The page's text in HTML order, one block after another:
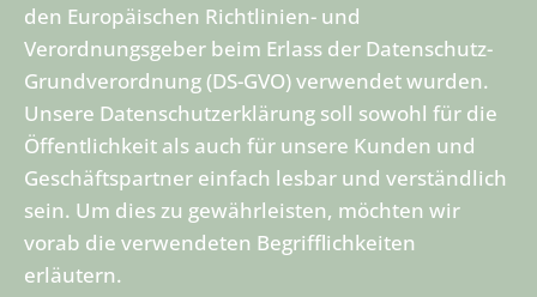
den Europäischen Richtlinien- und
Verordnungsgeber beim Erlass der Datenschutz-
Grundverordnung (DS-GVO) verwendet wurden.
Unsere Datenschutzerklärung soll sowohl für die
Öffentlichkeit als auch für unsere Kunden und
Geschäftspartner einfach lesbar und verständlich
sein. Um dies zu gewährleisten, möchten wir
vorab die verwendeten Begrifflichkeiten
erläutern.